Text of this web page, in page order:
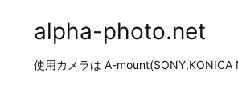
alpha-photo.net
使用カメラは A-mount(SONY,KONICA